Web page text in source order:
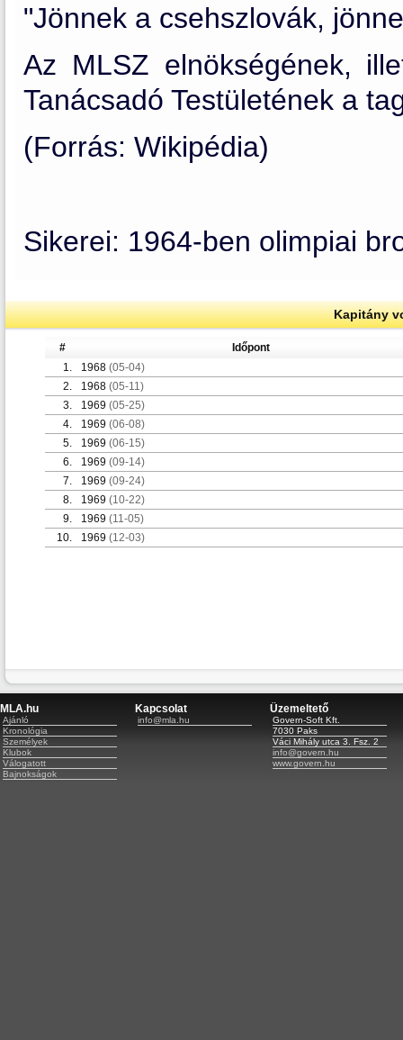
"Jönnek a csehszlovák,
Az MLSZ elnökségének,
Tanácsadó Testületének a
(Forrás: Wikipédia)
Sikerei: 1964-ben olimpiai
Kapitány
#
Időpont
1.
1968 (05-04)
2.
1968 (05-11)
3.
1969 (05-25)
4.
1969 (06-08)
5.
1969 (06-15)
6.
1969 (09-14)
7.
1969 (09-24)
8.
1969 (10-22)
9.
1969 (11-05)
10.
1969 (12-03)
MLA.hu
Ajánló
Kronológia
Személyek
Klubok
Válogatott
Bajnokságok
Kapcsolat
info@mla.hu
Üzemeltető
Govern-Soft Kft.
7030 Paks
Váci Mihály utca 3. Fsz. 2
info@govern.hu
www.govern.hu